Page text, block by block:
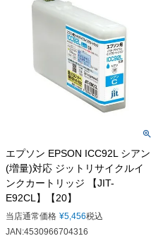
エプソン EPSON ICC92L シアン
(増量)対応 ジットリサイクルイ
ンクカートリッジ 【JIT-
E92CL】【20】
当店通常価格 ¥5,456税込
JAN:4530966704316